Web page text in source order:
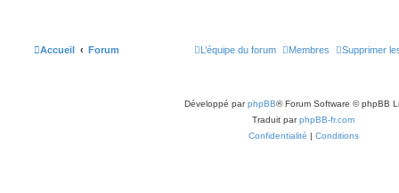
Accueil Forum Supprimer
Membres
L’équipe du forum
Développé parphpBB® Forum Software © phpBB
Traduit parphpBB-fr.com
Confidentialité | Conditions